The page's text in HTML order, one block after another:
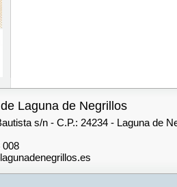
Laguna de Negrillos
s/n - C.P.: 24234 - Laguna de
008